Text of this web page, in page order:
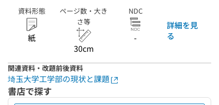
資料形態
紙
ページ数・大き
さ等
30cm
NDC
-
詳細を見
る
関連資料・改題前後資料
埼玉大学工学部の現状と課題
書店で探す